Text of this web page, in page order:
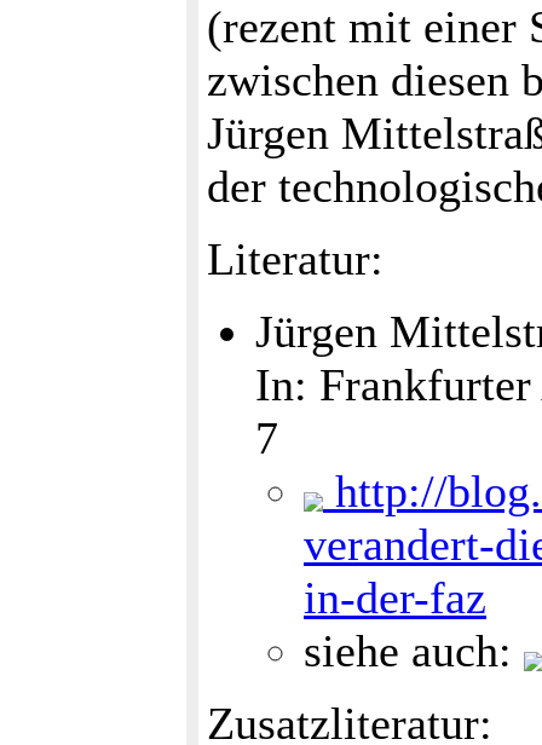
(rezent mit einer
zwischen diesen
Jürgen
der
Literatur:
Jürgen
In:
7
http://
verandert-
in-der-faz
siehe auch:
Zusatzliteratur: